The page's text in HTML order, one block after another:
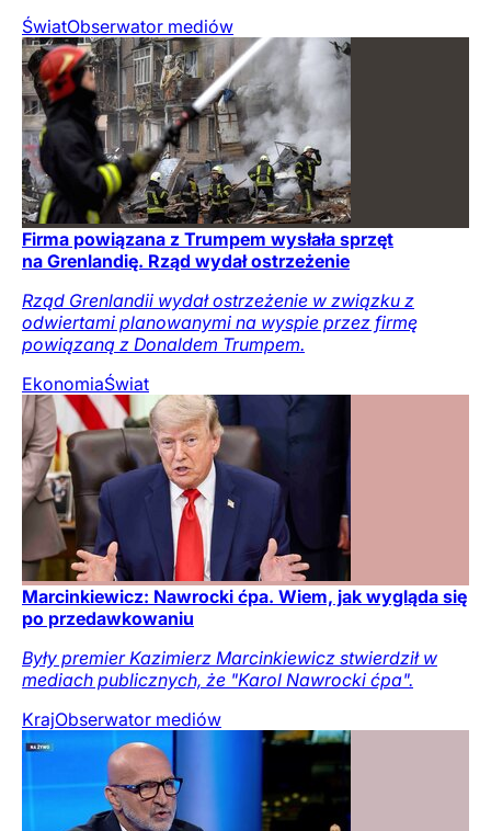
ŚwiatObserwator mediów
Firma powiązana z Trumpem wysłała sprzęt
na Grenlandię. Rząd wydał ostrzeżenie
Rząd Grenlandii wydał ostrzeżenie w związku z
odwiertami planowanymi na wyspie przez firmę
powiązaną z Donaldem Trumpem.
EkonomiaŚwiat
Marcinkiewicz: Nawrocki ćpa. Wiem, jak wygląda się
po przedawkowaniu
Były premier Kazimierz Marcinkiewicz stwierdził w
mediach publicznych, że "Karol Nawrocki ćpa".
KrajObserwator mediów